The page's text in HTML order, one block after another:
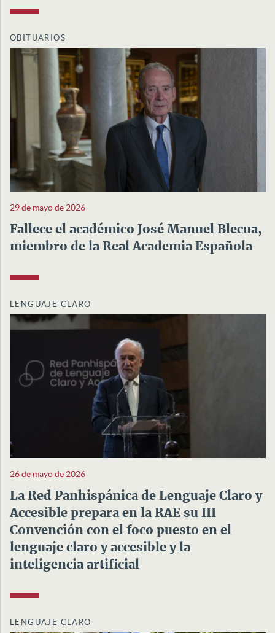
OBITUARIOS
29 de mayo de 2026
Fallece el académico José Manuel Blecua,
miembro de la Real Academia Española
LENGUAJE CLARO
26 de mayo de 2026
La Red Panhispánica de Lenguaje Claro y
Accesible prepara en la RAE su III
Convención con el foco puesto en el
lenguaje claro y accesible y la
inteligencia artificial
LENGUAJE CLARO